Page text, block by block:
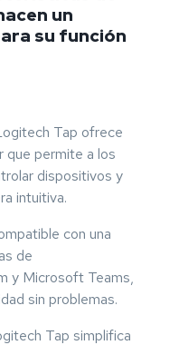
un
su función
Tap ofrece
que permite a los
dispositivos y
intuitiva.
con una
de
y Microsoft Teams,
sin problemas.
Tap simplifica